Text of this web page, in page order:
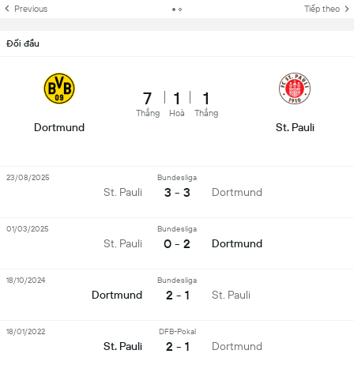
Previous Tiếp theo
Đối đầu
Dortmund
7
Thắng
1
Hoà
1
Thắng
St. Pauli
St. Pauli
Bundesliga
3 - 3 Dortmund
23/08/2025
St. Pauli
Bundesliga
0 - 2 Dortmund
01/03/2025
Dortmund
Bundesliga
2 - 1 St. Pauli
18/10/2024
St. Pauli
DFB-Pokal
2 - 1 Dortmund
18/01/2022